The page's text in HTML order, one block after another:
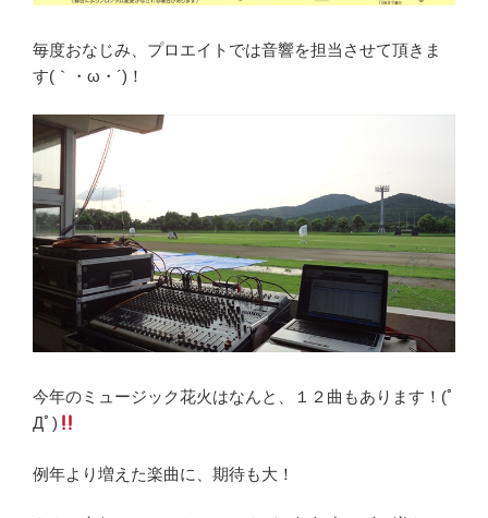
毎度おなじみ、プロエイトでは音響を担当させて頂きま
す(｀・ω・´)！
今年のミュージック花火はなんと、１２曲もあります！(ﾟ
Дﾟ)
例年より増えた楽曲に、期待も大！